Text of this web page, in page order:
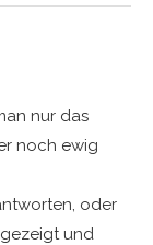
nur das
noch ewig
oder
und